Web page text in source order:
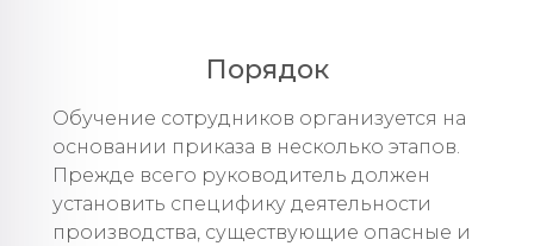
Порядок
Обучение сотрудников организуется на
основании приказа в несколько этапов.
Прежде всего руководитель должен
установить специфику деятельности
производства, существующие опасные и